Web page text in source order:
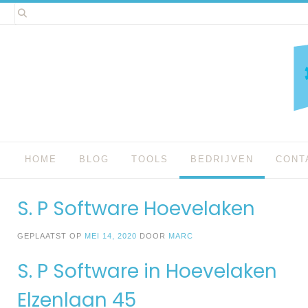
Spring
naar
HOME BLOG TOOLS BEDRIJVEN
S. P Software Hoevelaken
GEPLAATST OP MEI 14, 2020 DOOR MARC
S. P Software in Hoevelaken
Elzenlaan 45